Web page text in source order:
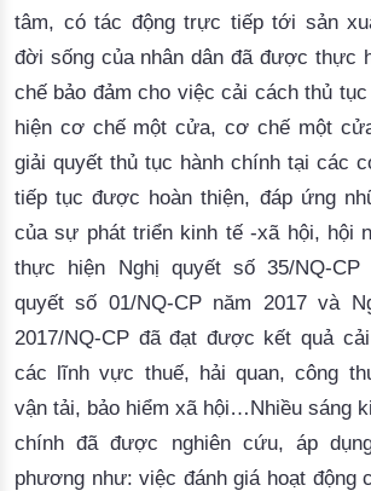
tâm, có tác động trực tiếp tới sản
đời sống của nhân dân đã được thực
chế bảo đảm cho việc cải cách thủ
hiện cơ chế một cửa, cơ chế một
giải quyết thủ tục hành chính tại các
tiếp tục được hoàn thiện, đáp ứng
của sự phát triển kinh tế -xã hội, hội
thực hiện Nghị quyết số 35/NQ-CP
quyết số 01/NQ-CP năm 2017 và
2017/NQ-CP đã đạt được kết quả
các lĩnh vực thuế, hải quan, công
vận tải, bảo hiểm xã hội…Nhiều sáng
chính đã được nghiên cứu, áp
phương như: việc đánh giá hoạt động